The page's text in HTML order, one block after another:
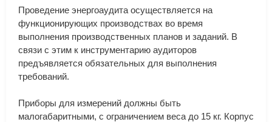
Проведение энергоаудита осуществляется на
функционирующих производствах во время
выполнения производственных планов и заданий. В
связи с этим к инструментарию аудиторов
предъявляется обязательных для выполнения
требований.
Приборы для измерений должны быть
малогабаритными, с ограничением веса до 15 кг. Корпус